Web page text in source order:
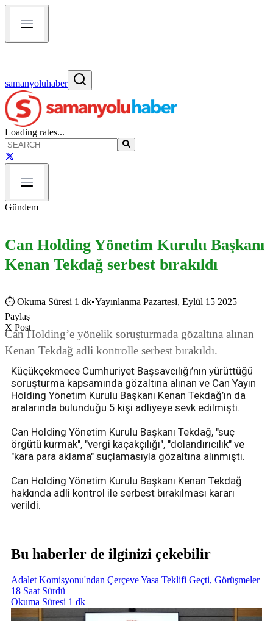
samanyoluhaber
Loading rates...
Gündem
Can Holding Yönetim Kurulu Başkanı
Kenan Tekdağ serbest bırakıldı
⏱ Okuma Süresi 1 dk•Yayınlanma Pazartesi, Eylül 15 2025
Paylaş
X Post
Can Holding’e yönelik soruşturmada gözaltına alınan
Kenan Tekdağ adli kontrolle serbest bırakıldı.
Küçükçekmece Cumhuriyet Başsavcılığı’nın yürüttüğü
soruşturma kapsamında gözaltına alınan ve Can Yayın
Holding Yönetim Kurulu Başkanı Kenan Tekdağ’ın da
aralarında bulunduğu 5 kişi adliyeye sevk edilmişti.
Can Holding Yönetim Kurulu Başkanı Tekdağ, "suç
örgütü kurmak", "vergi kaçakçılığı", "dolandırıcılık" ve
"kara para aklama" suçlamasıyla gözaltına alınmıştı.
Can Holding Yönetim Kurulu Başkanı Kenan Tekdağ
hakkında adli kontrol ile serbest bırakılması kararı
verildi.
Bu haberler de ilginizi çekebilir
Adalet Komisyonu'ndan Çerçeve Yasa Teklifi Geçti, Görüşmeler
18 Saat Sürdü
Okuma Süresi 1 dk